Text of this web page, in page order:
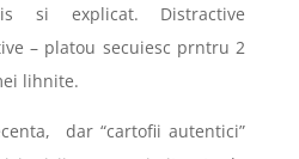
si explicat. Distractive
– platou secuiesc prntru 2
lihnite.
dar “cartofii autentici”